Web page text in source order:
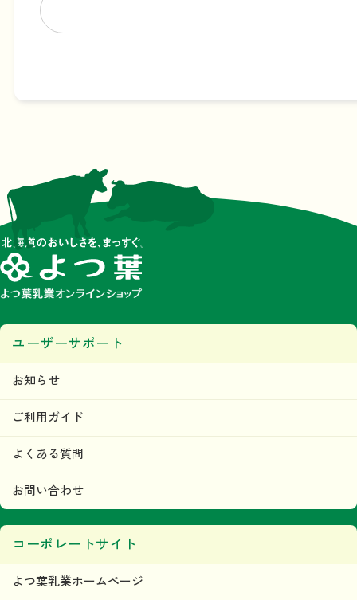
ユーザーサポート
お知らせ
ご利用ガイド
よくある質問
お問い合わせ
コーポレートサイト
よつ葉乳業ホームページ